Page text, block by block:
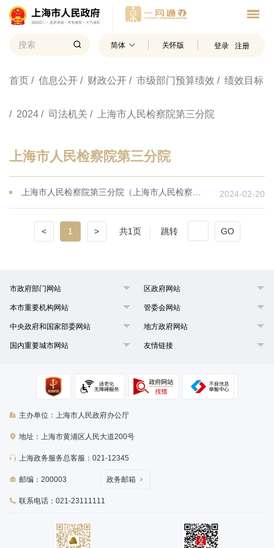
简体 关怀版 登录 注册
首页 / 信息公开 / 财政公开 / 市级部门预算绩效 / 绩效目标
/ 2024 / 司法机关 / 上海市人民检察院第三分院
上海市人民检察院第三分院
2024-02-20
< 1 > 共1页 跳转 GO
市政府部门网站 区政府网站
本市重要机构网站 管委会网站
中央政府和国家部委网站 地方政府网站
国内重要城市网站 友情链接
主办单位：上海市人民政府办公厅
地址：上海市黄浦区人民大道200号
上海政务服务总客服：021-12345
邮编：200003
联系电话：021-23111111
政务邮箱